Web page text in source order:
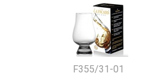
F355/31-01